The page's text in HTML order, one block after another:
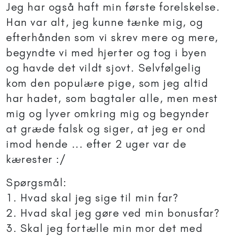
Jeg har også haft min første forelskelse.
Han var alt, jeg kunne tænke mig, og
efterhånden som vi skrev mere og mere,
begyndte vi med hjerter og tog i byen
og havde det vildt sjovt. Selvfølgelig
kom den populære pige, som jeg altid
har hadet, som bagtaler alle, men mest
mig og lyver omkring mig og begynder
at græde falsk og siger, at jeg er ond
imod hende ... efter 2 uger var de
kærester :/
Spørgsmål:
1. Hvad skal jeg sige til min far?
2. Hvad skal jeg gøre ved min bonusfar?
3. Skal jeg fortælle min mor det med